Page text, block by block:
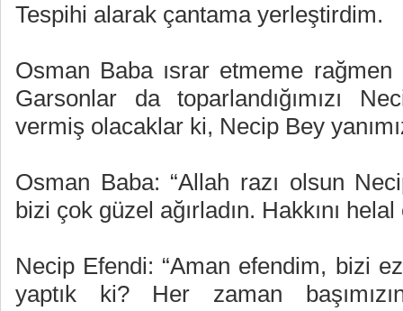
Tespihi alarak çantama yerleştirdim.
Osman Baba ısrar etmeme rağmen
Garsonlar da toparlandığımızı
vermiş olacaklar ki, Necip Bey
Osman Baba: “Allah razı olsun
bizi çok güzel ağırladın. Hakkını helal
Necip Efendi: “Aman efendim, bizi
yaptık ki? Her zaman